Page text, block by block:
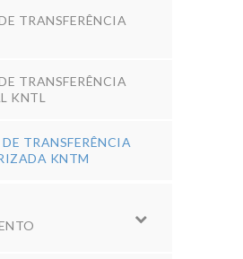
TRANSFERÊNCIA
TRANSFERÊNCIA
KNTL
TRANSFERÊNCIA
KNTM